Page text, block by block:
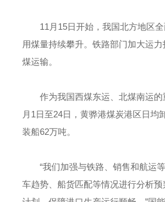
11月15日开始，我国北方地区
用煤量持续攀升。铁路部门加大运
煤运输。
作为我国西煤东运、北煤南运的
月1日至24日，黄骅港煤炭港区日均
装船62万吨。
“我们加强与铁路、销售和航运
车趋势、船货匹配等情况进行分析